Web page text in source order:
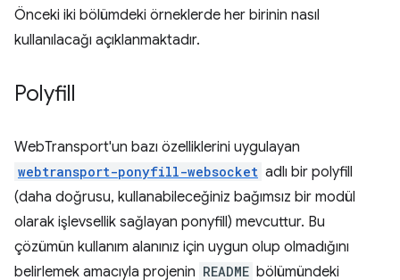
Önceki iki bölümdeki örneklerde her birinin nasıl
kullanılacağı açıklanmaktadır.
Polyfill
WebTransport'un bazı özelliklerini uygulayan
webtransport-ponyfill-websocket adlı bir polyfill
(daha doğrusu, kullanabileceğiniz bağımsız bir modül
olarak işlevsellik sağlayan ponyfill) mevcuttur. Bu
çözümün kullanım alanınız için uygun olup olmadığını
belirlemek amacıyla projenin README bölümündeki